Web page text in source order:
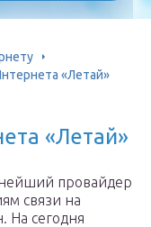
«Летай»
«Летай»
провайдер
связи на
На сегодня